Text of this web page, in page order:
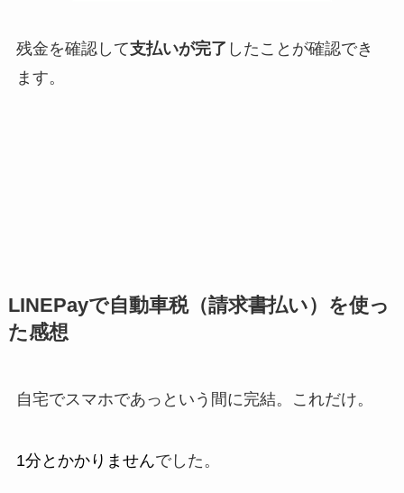
残金を確認して支払いが完了 したことが確認でき
ます。
LINEPayで自動車税（請求書払い）を使っ
た感想
自宅でスマホであっという間に完結。これだけ。
1分とかかりませんでした。